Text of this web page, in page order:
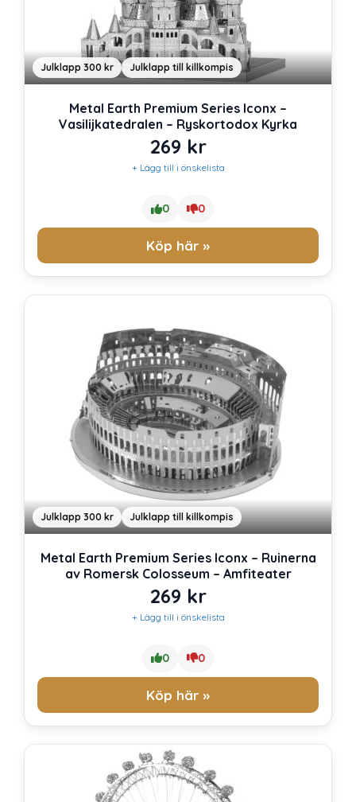
Julklapp 300 kr Julklapp till killkompis
Metal Earth Premium Series Iconx –
Vasilijkatedralen – Ryskortodox Kyrka
269 kr
+ Lägg till i önskelista
0 0
Köp här »
Julklapp 300 kr Julklapp till killkompis
Metal Earth Premium Series Iconx – Ruinerna
av Romersk Colosseum – Amfiteater
269 kr
+ Lägg till i önskelista
0 0
Köp här »